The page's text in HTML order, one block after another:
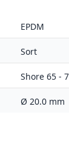
EPDM
Sort
Shore 65 -
Ø 20.0 mm